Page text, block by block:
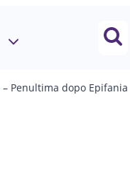
Penultima dopo Epifania